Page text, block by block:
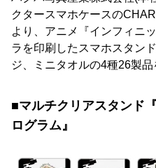
クタースマホケースの
より、アニメ『インフィニ
ラを印刷したスマホスタン
ジ、ミニタオルの4種26製品
■マルチクリアスタンド
ログラム』